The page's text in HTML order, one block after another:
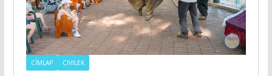
CÍMLAP CIVILEK